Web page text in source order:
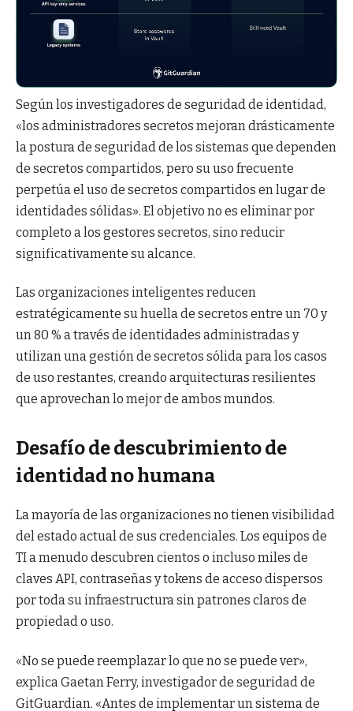
Según los investigadores de seguridad de identidad,
«los administradores secretos mejoran drásticamente
la postura de seguridad de los sistemas que dependen
de secretos compartidos, pero su uso frecuente
perpetúa el uso de secretos compartidos en lugar de
identidades sólidas». El objetivo no es eliminar por
completo a los gestores secretos, sino reducir
significativamente su alcance.
Las organizaciones inteligentes reducen
estratégicamente su huella de secretos entre un 70 y
un 80 % a través de identidades administradas y
utilizan una gestión de secretos sólida para los casos
de uso restantes, creando arquitecturas resilientes
que aprovechan lo mejor de ambos mundos.
Desafío de descubrimiento de
identidad no humana
La mayoría de las organizaciones no tienen visibilidad
del estado actual de sus credenciales. Los equipos de
TI a menudo descubren cientos o incluso miles de
claves API, contraseñas y tokens de acceso dispersos
por toda su infraestructura sin patrones claros de
propiedad o uso.
«No se puede reemplazar lo que no se puede ver»,
explica Gaetan Ferry, investigador de seguridad de
GitGuardian. «Antes de implementar un sistema de